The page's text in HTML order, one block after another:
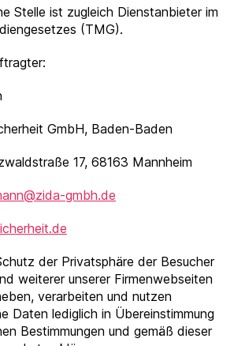
Stelle ist zugleich Dienstanbieter im
(TMG).
GmbH, Baden-Baden
17, 68163 Mannheim
gmbh.de
der Privatsphäre der Besucher
weiterer unserer Firmenwebseiten
verarbeiten und nutzen
Daten lediglich in Übereinstimmung
Bestimmungen und gemäß dieser